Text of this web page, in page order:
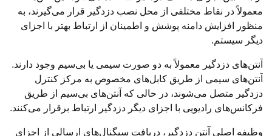
معمولاً در نقاط مختلفی از محل نصب دزدگیر قرار می‌گیرند، به
منظور افزایش دامنه پوشش و اطمینان از ارتباط بهتر با اجزای
دیگر سیستم.
آنتن‌های دزدگیر معمولاً به دو صورت سیمی یا بی‌سیم وجود دارند.
آنتن‌های سیمی از طریق کابل‌های مخصوص به مرکز کنترل
دزدگیر متصل می‌شوند، در حالی که آنتن‌های بی‌سیم از طریق
فرکانس‌های رادیویی با اجزای دیگر دزدگیر ارتباط برقرار می‌کنند.
وظیفه اصلی آنتن دزدگیر، دریافت سیگنال‌های ارسالی از اجزای